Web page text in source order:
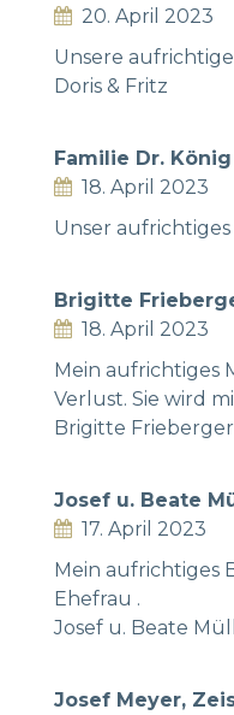
20. April 2023
Unsere
Doris & Fritz
Familie Dr. König
18. April 2023
Unser aufrichtiges
Brigitte
18. April 2023
Mein aufrichtiges
Verlust. Sie wird
Brigitte Frieberger
Josef u. Beate
17. April 2023
Mein aufrichtiges
Ehefrau .
Josef u. Beate
Josef Meyer,